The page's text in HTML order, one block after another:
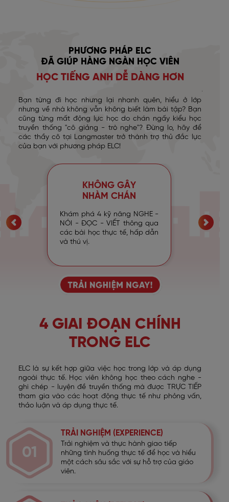
PHƯƠNG PHÁP ELC
ĐÃ GIÚP HÀNG NGÀN HỌC VIÊN
HỌC TIẾNG ANH DỄ DÀNG HƠN
Bạn từng đi học nhưng lại nhanh quên, hiểu ở lớp
nhưng về nhà không vẫn không biết làm bài tập? Bạn
cũng từng mất động lực học do chán ngấy kiểu học
truyền thống "cô giảng - trò nghe"? Đừng lo, hãy để
các thầy cô tại Langmaster trở thành trợ thủ đắc lực
của bạn với phương pháp ELC!
KHÔNG GÂY
NHÀM CHÁN
Khám phá 4 kỹ năng NGHE -
NÓI - ĐỌC - VIẾT thông qua
các bài học thực tế, hấp dẫn
và thú vị.
4 GIAI ĐOẠN CHÍNH
TRONG ELC
ELC là sự kết hợp giữa việc học trong lớp và áp dụng
ngoài thực tế. Học viên không học theo cách nghe -
ghi chép - luyện đề truyền thống mà được TRỰC TIẾP
tham gia vào các hoạt động thực tế như phỏng vấn,
thảo luận và áp dụng thực tế.
01
TRẢI NGHIỆM (EXPERIENCE)
Trải nghiệm và thực hành giao tiếp
những tình huống thực tế để học và hiểu
một cách sâu sắc với sự hỗ trợ của giáo
viên.